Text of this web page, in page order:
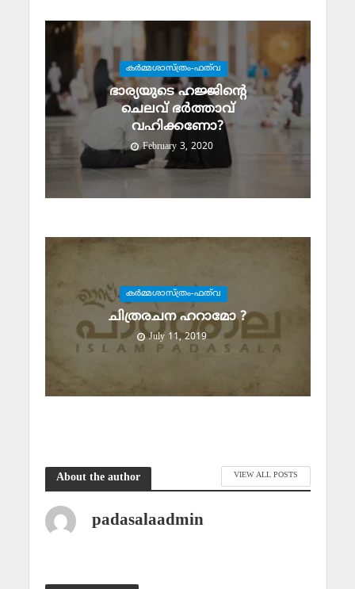
കര്‍മ്മശാസ്ത്രം-ഫത്‌വ
ഭാര്യയുടെ ഹജ്ജിന്റെ
ചെലവ് ഭര്‍ത്താവ്
വഹിക്കണോ?
February 3, 2020
കര്‍മ്മശാസ്ത്രം-ഫത്‌വ
ചിത്രരചന ഹറാമോ ?
July 11, 2019
About the author VIEW ALL POSTS
padasalaadmin